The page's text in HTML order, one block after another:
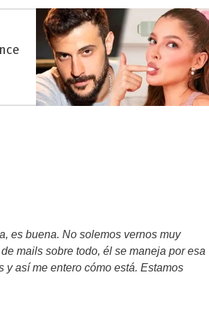
es buena. No solemos vernos muy
mails sobre todo, él se maneja por esa
y así me entero cómo está. Estamos